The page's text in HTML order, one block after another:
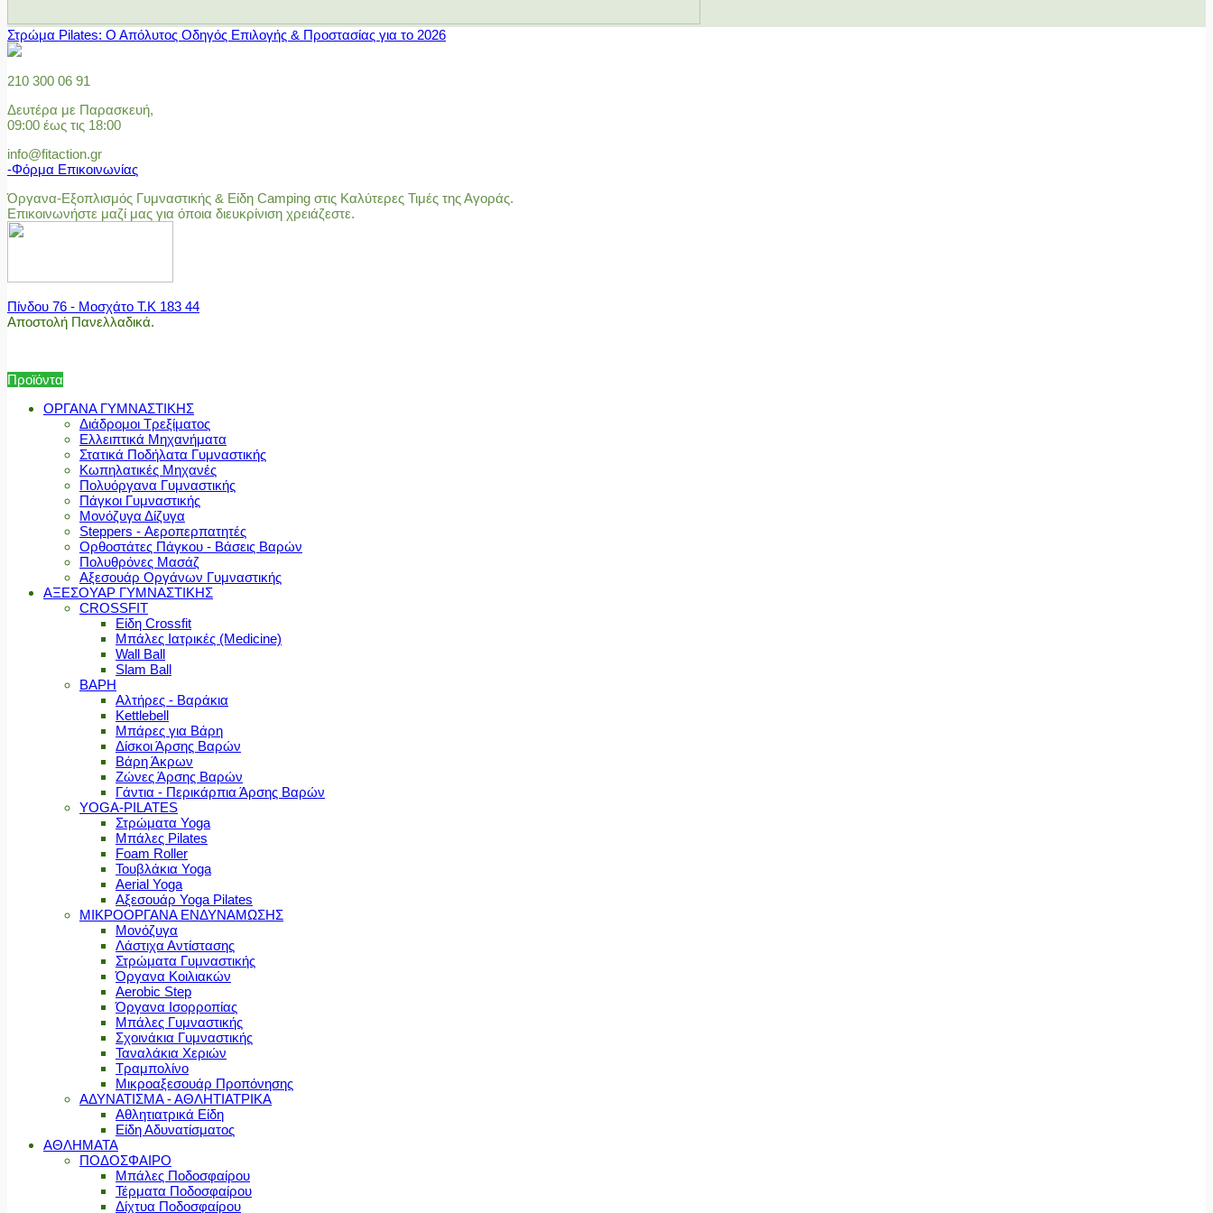
Στρώμα Pilates: Ο Απόλυτος Οδηγός Επιλογής & Προστασίας για το 2026
210 300 06 91
Δευτέρα με Παρασκευή,
09:00 έως τις 18:00
info@fitaction.gr
-Φόρμα Επικοινωνίας
Όργανα-Εξοπλισμός Γυμναστικής & Είδη Camping στις Καλύτερες Τιμές της Αγοράς.
Επικοινωνήστε μαζί μας για όποια διευκρίνιση χρειάζεστε.
Πίνδου 76 - Μοσχάτο Τ.Κ 183 44
Αποστολή Πανελλαδικά.
Προϊόντα
ΟΡΓΑΝΑ ΓΥΜΝΑΣΤΙΚΗΣ
Διάδρομοι Τρεξίματος
Ελλειπτικά Μηχανήματα
Στατικά Ποδήλατα Γυμναστικής
Κωπηλατικές Μηχανές
Πολυόργανα Γυμναστικής
Πάγκοι Γυμναστικής
Μονόζυγα Δίζυγα
Steppers - Αεροπερπατητές
Ορθοστάτες Πάγκου - Βάσεις Βαρών
Πολυθρόνες Μασάζ
Αξεσουάρ Οργάνων Γυμναστικής
ΑΞΕΣΟΥΑΡ ΓΥΜΝΑΣΤΙΚΗΣ
CROSSFIT
Είδη Crossfit
Μπάλες Ιατρικές (Medicine)
Wall Ball
Slam Ball
ΒΑΡΗ
Αλτήρες - Βαράκια
Kettlebell
Μπάρες για Βάρη
Δίσκοι Άρσης Βαρών
Βάρη Άκρων
Ζώνες Άρσης Βαρών
Γάντια - Περικάρπια Άρσης Βαρών
YOGA-PILATES
Στρώματα Yoga
Μπάλες Pilates
Foam Roller
Τουβλάκια Yoga
Aerial Yoga
Αξεσουάρ Yoga Pilates
ΜΙΚΡΟΟΡΓΑΝΑ ΕΝΔΥΝΑΜΩΣΗΣ
Μονόζυγα
Λάστιχα Αντίστασης
Στρώματα Γυμναστικής
Όργανα Κοιλιακών
Aerobic Step
Όργανα Ισορροπίας
Μπάλες Γυμναστικής
Σχοινάκια Γυμναστικής
Ταναλάκια Χεριών
Τραμπολίνο
Μικροαξεσουάρ Προπόνησης
ΑΔΥΝΑΤΙΣΜΑ - ΑΘΛΗΤΙΑΤΡΙΚΑ
Αθλητιατρικά Είδη
Είδη Αδυνατίσματος
ΑΘΛΗΜΑΤΑ
ΠΟΔΟΣΦΑΙΡΟ
Μπάλες Ποδοσφαίρου
Τέρματα Ποδοσφαίρου
Δίχτυα Ποδοσφαίρου